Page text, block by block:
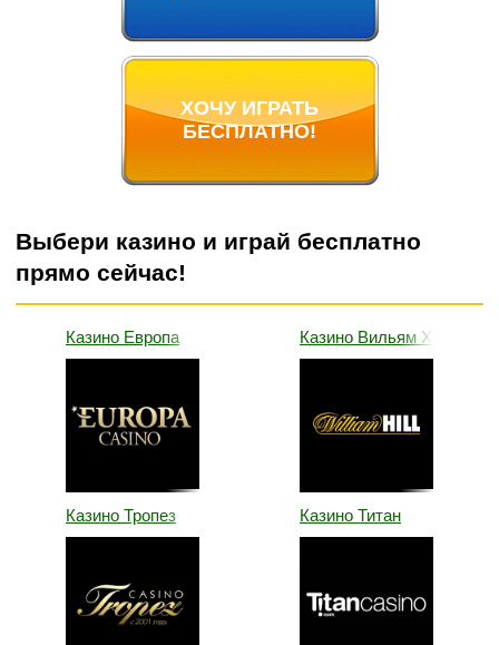
ХОЧУ ИГРАТЬ
БЕСПЛАТНО!
Выбери казино и играй бесплатно
прямо сейчас!
Казино Европа Казино Вильям Хилл
Казино Тропез Казино Титан